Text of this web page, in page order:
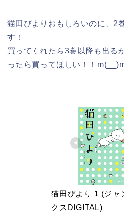
猫田びよりおもしろいのに、2
す！
買ってくれたら3巻以降も出る
ったら買ってほしい！！
猫田びより 1 (ジャ
クスDIGITAL)